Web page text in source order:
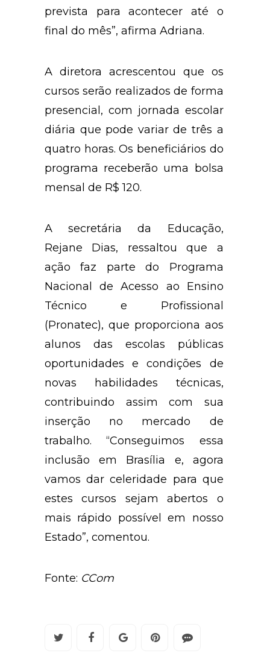
prevista para acontecer até o
final do mês”, afirma Adriana.
A diretora acrescentou que os
cursos serão realizados de forma
presencial, com jornada escolar
diária que pode variar de três a
quatro horas. Os beneficiários do
programa receberão uma bolsa
mensal de R$ 120.
A secretária da Educação,
Rejane Dias, ressaltou que a
ação faz parte do Programa
Nacional de Acesso ao Ensino
Técnico e Profissional
(Pronatec), que proporciona aos
alunos das escolas públicas
oportunidades e condições de
novas habilidades técnicas,
contribuindo assim com sua
inserção no mercado de
trabalho. “Conseguimos essa
inclusão em Brasília e, agora
vamos dar celeridade para que
estes cursos sejam abertos o
mais rápido possível em nosso
Estado”, comentou.
Fonte: CCom